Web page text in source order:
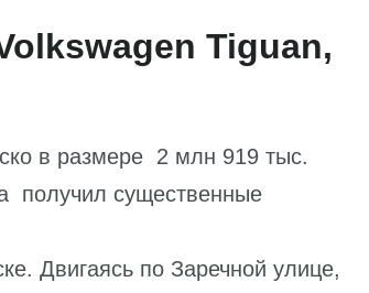
Tiguan,
в размере 2 млн 919 тыс.
получил существенные
Двигаясь по Заречной улице,